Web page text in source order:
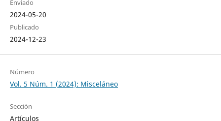
Enviado
2024-05-20
Publicado
2024-12-23
Número
Vol. 5 Núm. 1 (2024): Misceláneo
Sección
Artículos